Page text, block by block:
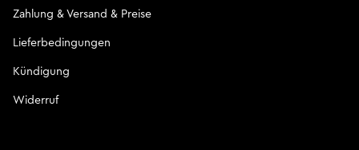
Zahlung & Versand & Preise
Lieferbedingungen
Kündigung
Widerruf